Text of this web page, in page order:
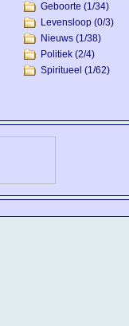
Geboorte (1/34)
Levensloop (0/3)
Nieuws (1/38)
Politiek (2/4)
Spiritueel (1/62)